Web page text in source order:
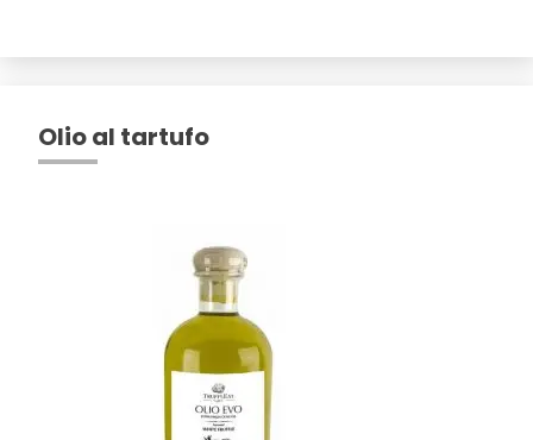
Olio al tartufo